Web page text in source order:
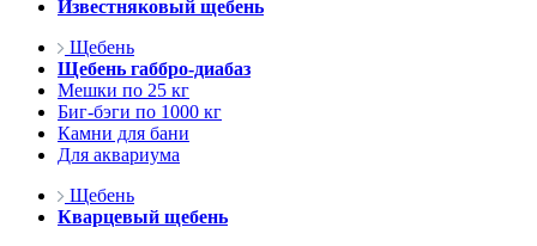
Известняковый щебень
Щебень
Щебень габбро-диабаз
Мешки по 25 кг
Биг-бэги по 1000 кг
Камни для бани
Для аквариума
Щебень
Кварцевый щебень